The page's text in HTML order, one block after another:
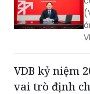
VDB kỷ niệm
vai trò định